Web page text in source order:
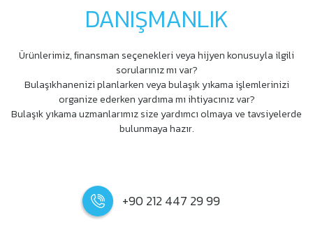
DANIŞMANLIK
Ürünlerimiz, ﬁnansman seçenekleri veya hijyen konusuyla ilgili
sorularınız mı var?
Bulaşıkhanenizi planlarken veya bulaşık yıkama işlemlerinizi
organize ederken yardıma mı ihtiyacınız var?
Bulaşık yıkama uzmanlarımız size yardımcı olmaya ve tavsiyelerde
bulunmaya hazır.
+90 212 447 29 99